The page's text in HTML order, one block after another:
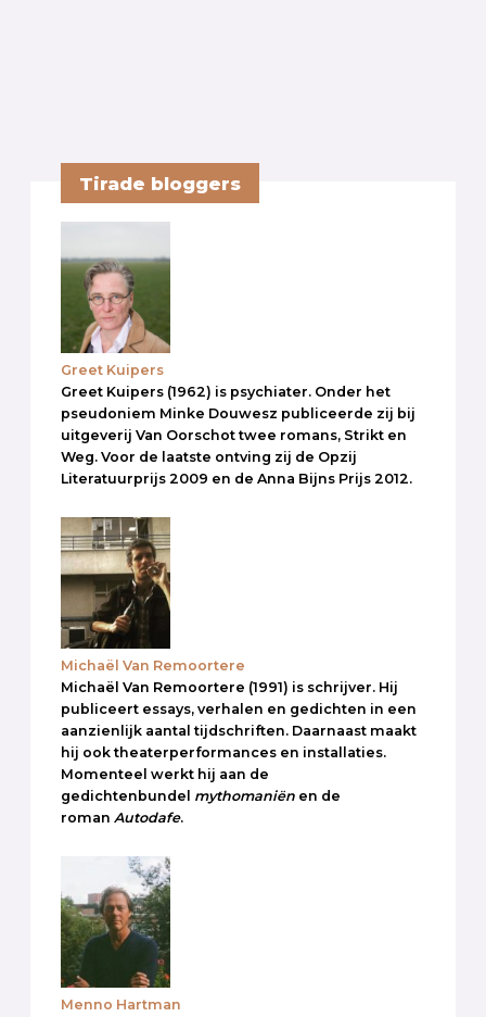
Tirade bloggers
Greet Kuipers
Greet Kuipers (1962) is psychiater. Onder het
pseudoniem Minke Douwesz publiceerde zij bij
uitgeverij Van Oorschot twee romans, Strikt en
Weg. Voor de laatste ontving zij de Opzij
Literatuurprijs 2009 en de Anna Bijns Prijs 2012.
Michaël Van Remoortere
Michaël Van Remoortere (1991) is schrijver. Hij
publiceert essays, verhalen en gedichten in een
aanzienlijk aantal tijdschriften. Daarnaast maakt
hij ook theaterperformances en installaties.
Momenteel werkt hij aan de
gedichtenbundel mythomaniën en de
roman Autodafe.
Menno Hartman